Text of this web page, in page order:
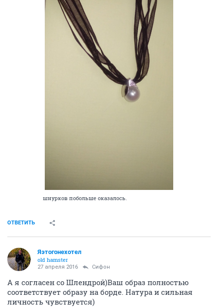
шнурков побольше оказалось.
ОТВЕТИТЬ
Яэтогонехотел
old hamster
27 апреля 2016 Сифон
А я согласен со Шлендрой)Ваш образ полностью
соответствует образу на борде. Натура и сильная
личность чувствуется)